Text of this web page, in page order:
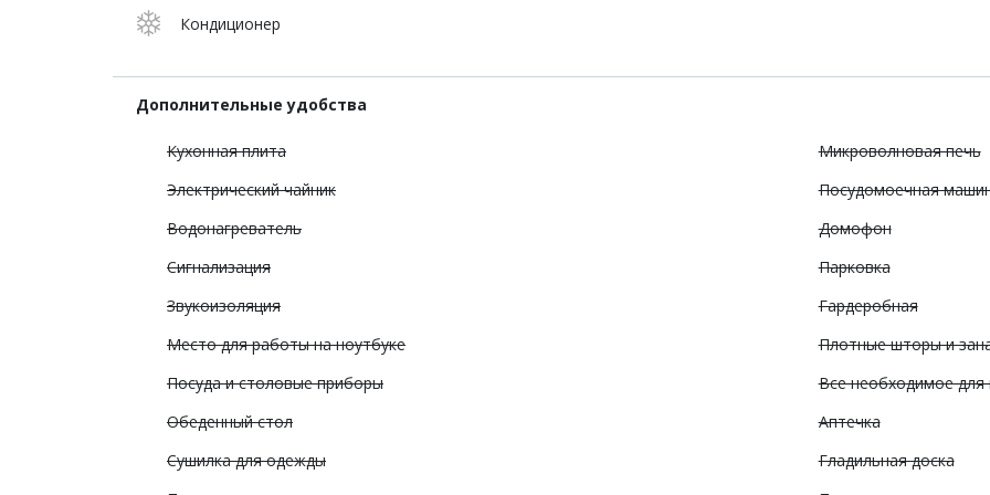
Кондиционер
Дополнительные удобства
Кухонная плита
Микроволновая печь
Электрический чайник
Посудомоечная
Водонагреватель
Домофон
Сигнализация
Парковка
Звукоизоляция
Гардеробная
Место для работы на ноутбуке
Плотные шторы и
Посуда и столовые приборы
Все необходимое для
Обеденный стол
Аптечка
Сушилка для одежды
Гладильная доска